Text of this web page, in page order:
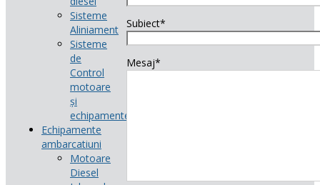
Sisteme
Aliniament
Sisteme
de
Control
motoare
și
echipamente
Echipamente
ambarcatiuni
Motoare
Diesel
Subiect*
Mesaj*